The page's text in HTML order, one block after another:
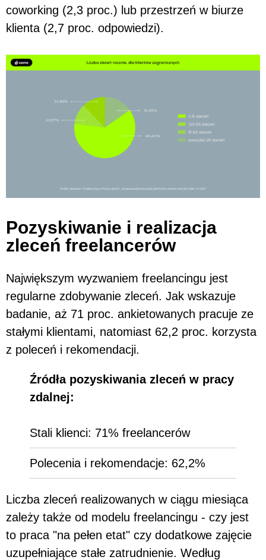
coworking (2,3 proc.) lub przestrzeń w biurze
klienta (2,7 proc. odpowiedzi).
Pozyskiwanie i realizacja
zleceń freelancerów
Największym wyzwaniem freelancingu jest
regularne zdobywanie zleceń. Jak wskazuje
badanie, aż 71 proc. ankietowanych pracuje ze
stałymi klientami, natomiast 62,2 proc. korzysta
z poleceń i rekomendacji.
Źródła pozyskiwania zleceń w pracy
zdalnej:
Stali klienci: 71% freelancerów
Polecenia i rekomendacje: 62,2%
Liczba zleceń realizowanych w ciągu miesiąca
zależy także od modelu freelancingu - czy jest
to praca "na pełen etat" czy dodatkowe zajęcie
uzupełniające stałe zatrudnienie. Według